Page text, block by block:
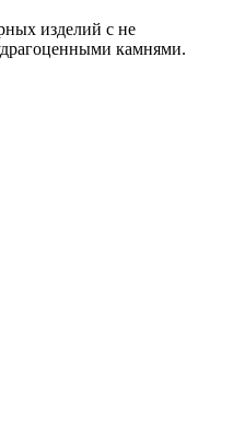
изделий с не
камнями.